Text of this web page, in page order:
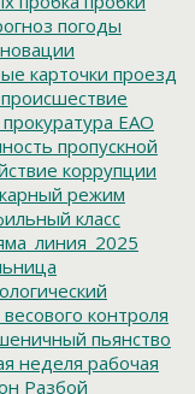
погоды
карточки проезд
происшествие
прокуратура ЕАО
пропускной
коррупции
режим
класс
весового контроля
пьянство
неделя рабочая
Разбой